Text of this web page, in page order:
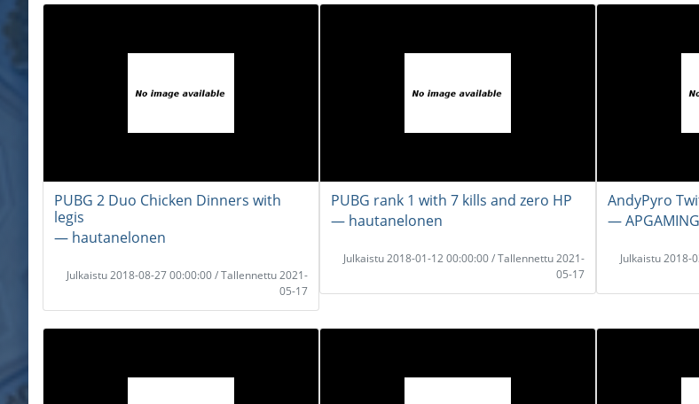
PUBG 2 Duo Chicken Dinners with
legis
― hautanelonen
Julkaistu 2018-08-27 00:00:00 / Tallennettu 2021-
05-17
PUBG rank 1 with 7 kills and zero HP
― hautanelonen
Julkaistu 2018-01-12 00:00:00 / Tallennettu 2021-
05-17
AndyPyro
― APGAMING
Julkaistu 2018-